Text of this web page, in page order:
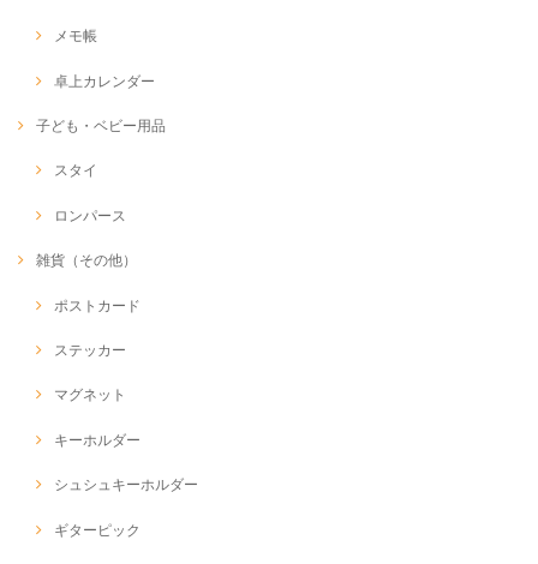
メモ帳
卓上カレンダー
子ども・ベビー用品
スタイ
ロンパース
雑貨（その他）
ポストカード
ステッカー
マグネット
キーホルダー
シュシュキーホルダー
ギターピック